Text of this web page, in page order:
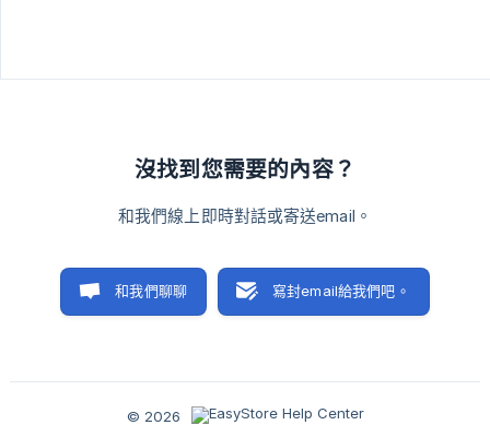
沒找到您需要的內容？
和我們線上即時對話或寄送email。
和我們聊聊 寫封email給我們吧。
© 2026